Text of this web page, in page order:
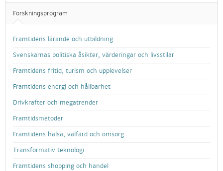
Forskningsprogram
Framtidens lärande och utbildning
Svenskarnas politiska åsikter, värderingar och livsstilar
Framtidens fritid, turism och upplevelser
Framtidens energi och hållbarhet
Drivkrafter och megatrender
Framtidsmetoder
Framtidens hälsa, välfärd och omsorg
Transformativ teknologi
Framtidens shopping och handel